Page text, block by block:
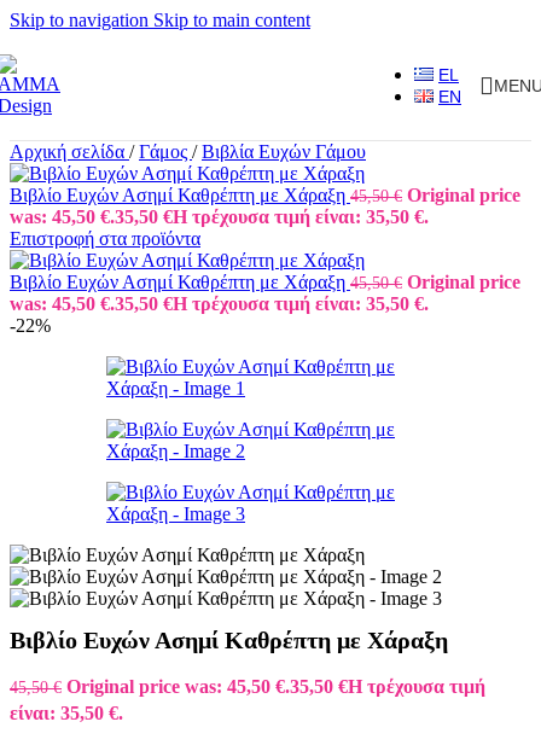
Skip to navigation Skip to main content
EL
EN
Αρχική σελίδα / Γάμος / Βιβλία Ευχών Γάμου
Βιβλίο Ευχών Ασημί Καθρέπτη με Χάραξη 45,50€ Original price
was: 45,50 €.35,50 €Η τρέχουσα τιμή είναι: 35,50 €.
Επιστροφή στα προϊόντα
Βιβλίο Ευχών Ασημί Καθρέπτη με Χάραξη 45,50€ Original price
was: 45,50 €.35,50 €Η τρέχουσα τιμή είναι: 35,50 €.
-22%
Βιβλίο Ευχών Ασημί Καθρέπτη με Χάραξη
45,50€ Original price was: 45,50 €.35,50 €Η τρέχουσα τιμή
είναι: 35,50 €.